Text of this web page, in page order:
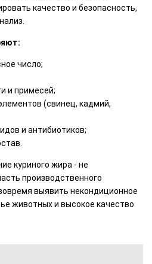
качество и безопасность,
число;
и примесей;
(свинец, кадмий,
и антибиотиков;
куриного жира - не
производственного
выявить некондиционное
животных и высокое качество